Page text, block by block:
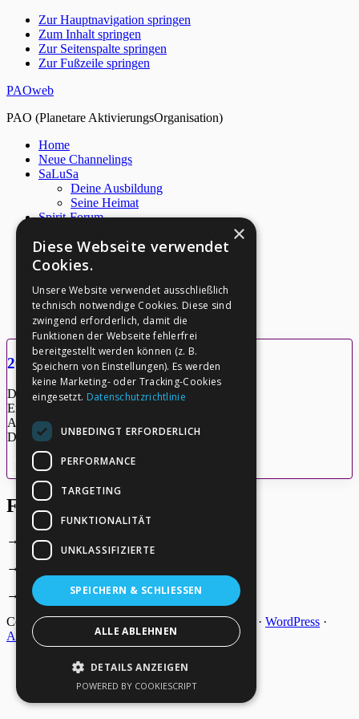
Zur Hauptnavigation springen
Zum Inhalt springen
Zur Seitenspalte springen
Zur Fußzeile springen
PAOweb
PAO (Planetare AktivierungsOrganisation)
Home
Neue Channelings
SaLuSa
Deine Ausbildung
Seine Heimat
Spirit-Forum
Netzwerk
Über PAO
Archiv
M. Quinsey
S. Nidle
Kontakt
2020-04-24_Quinsey
Dateigröße: 337.89 KB
Erstellt: 27-05-2026
Aktualisiert: 27-05-2026
Downloads: 6
Herunterladen
Footer
→
Deine Spende
→
→
Kontakt zum PAO Team
Copyright © 2026 ·EpikonGenesis Framework · WordPress ·
Anmelden
×
Diese Webseite verwendet
Cookies.
Unsere Website verwendet ausschließlich
technisch notwendige Cookies. Diese sind
zwingend erforderlich, damit die
Funktionen der Webseite fehlerfrei
bereitgestellt werden können (z. B.
Speichern von Einstellungen). Es werden
keine Marketing- oder Tracking-Cookies
eingesetzt. Datenschutzrichtlinie
UNBEDINGT ERFORDERLICH
PERFORMANCE
TARGETING
FUNKTIONALITÄT
UNKLASSIFIZIERTE
SPEICHERN & SCHLIESSEN
ALLE ABLEHNEN
DETAILS ANZEIGEN
POWERED BY COOKIESCRIPT